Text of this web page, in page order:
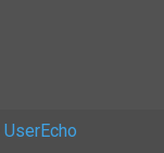
UserEcho